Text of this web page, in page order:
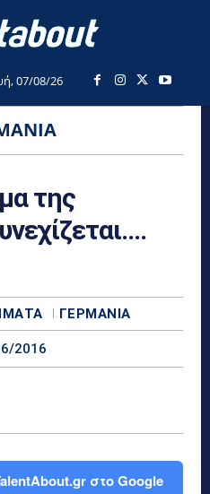
07/08/26
της
ΓΕΡΜΑΝΊΑ
2016
στο Google